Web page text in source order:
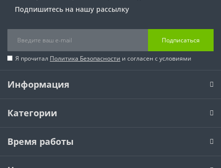
Подпишитесь на нашу рассылку
Подписаться
Я прочитал Политика Безопасности и согласен с условиями
Информация
Категории
Время работы